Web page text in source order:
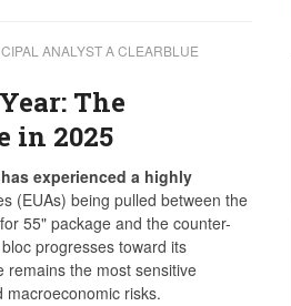
ANALYST A CLEARBLUE
The
in 2025
experienced a highly
(EUAs) being pulled between the
55" package and the counter-
progresses toward its
remains the most sensitive
risks.